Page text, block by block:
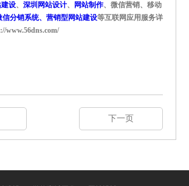
设、 深圳网站设计、 网站制作、微信营销、移动
信分销系统、营销型网站建设等互联网应用服务详
www.56dns.com/
下一页